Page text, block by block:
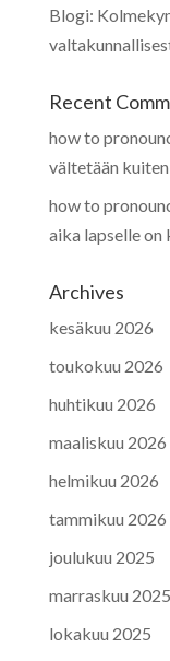
Blogi:
Recent
how to
vältetään
how to
aika lapselle on
Archives
kesäkuu 2026
toukokuu 2026
huhtikuu 2026
maaliskuu 2026
helmikuu 2026
tammikuu 2026
joulukuu 2025
marraskuu 2025
lokakuu 2025